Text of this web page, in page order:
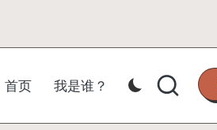
首页 我是谁？